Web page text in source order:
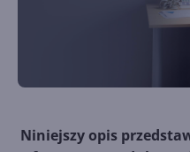
Niniejszy opis